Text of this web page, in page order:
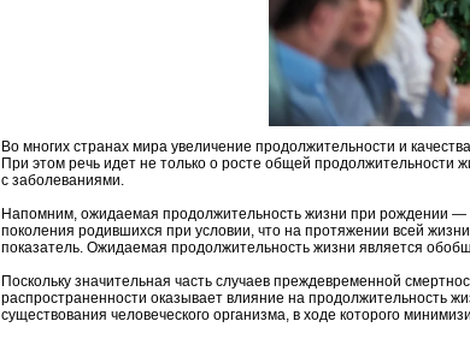
Во многих странах мира увеличение продолжительности и
При этом речь идет не только о росте общей продолжительности
с заболеваниями.
Напомним, ожидаемая продолжительность жизни при рождении —
поколения родившихся при условии, что на протяжении всей
показатель. Ожидаемая продолжительность жизни является
Поскольку значительная часть случаев преждевременной
распространенности оказывает влияние на продолжительность
существования человеческого организма, в ходе которого